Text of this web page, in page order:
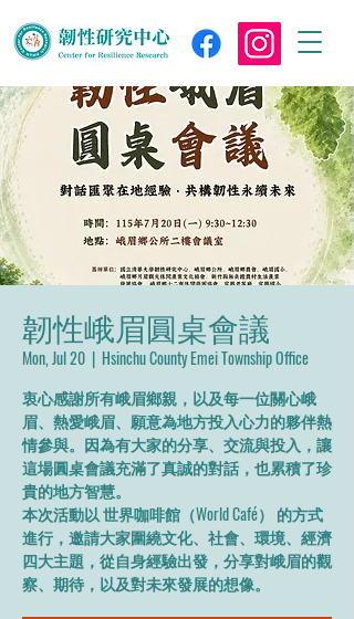
韌性峨眉圓桌會議
Mon, Jul 20
  |
Hsinchu County Emei Township Office
衷心感謝所有峨眉鄉親，以及每一位關心峨
眉、熱愛峨眉、願意為地方投入心力的夥伴熱
情參與。因為有大家的分享、交流與投入，讓
這場圓桌會議充滿了真誠的對話，也累積了珍
貴的地方智慧。
本次活動以 世界咖啡館（World Café） 的方式
進行，邀請大家圍繞文化、社會、環境、經濟
四大主題，從自身經驗出發，分享對峨眉的觀
察、期待，以及對未來發展的想像。